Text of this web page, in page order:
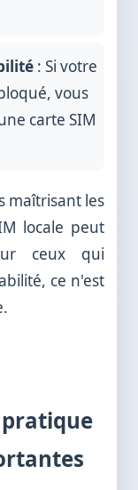
: Si votre
vous
carte SIM
maîtrisant les
locale peut
ceux qui
ce n'est
pratique